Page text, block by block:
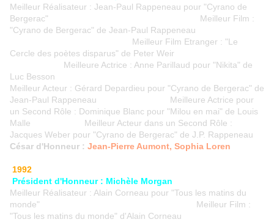
Meilleur Réalisateur : Jean-Paul Rappeneau pour "Cyrano de
Bergerac" Meilleur Film :
"Cyrano de Bergerac" de Jean-Paul Rappeneau
Meilleur Film Etranger : "Le
Cercle des poètes disparus" de Peter Weir
Meilleure Actrice : Anne Parillaud pour "Nikita" de
Luc Besson
Meilleur Acteur : Gérard Depardieu pour "Cyrano de Bergerac" de
Jean-Paul Rappeneau Meilleure Actrice pour
un Second Rôle : Dominique Blanc pour "Milou en mai" de Louis
Malle Meilleur Acteur dans un Second Rôle :
Jacques Weber pour "Cyrano de Bergerac" de J.P. Rappeneau
César d'Honneur : Jean-Pierre Aumont, Sophia Loren
1992
Président d'Honneur : Michèle Morgan
Meilleur Réalisateur : Alain Corneau pour "Tous les matins du
monde" Meilleur Film :
"Tous les matins du monde" d'Alain Corneau